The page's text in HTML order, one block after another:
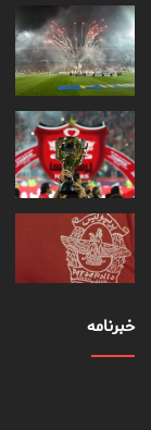
خبرنامه